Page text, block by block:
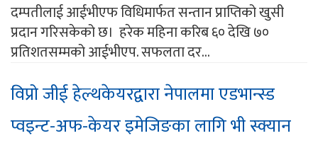
दम्पतीलाई आईभीएफ विधिमार्फत सन्तान प्राप्तिको खुसी
प्रदान गरिसकेको छ। हरेक महिना करिब ६० देखि ७०
प्रतिशतसम्मको आईभीएप. सफलता दर...
विप्रो जीई हेल्थकेयरद्वारा नेपालमा एडभान्स्ड
प्वइन्ट-अफ-केयर इमेजिङका लागि भी स्क्यान